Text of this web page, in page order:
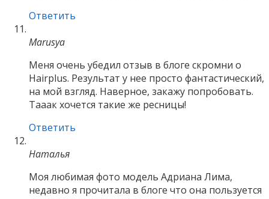
Ответить
Marusya
Меня очень убедил отзыв в блоге скромни о
Hairplus. Результат у нее просто фантастический,
на мой взгляд. Наверное, закажу попробовать.
Тааак хочется такие же ресницы!
Ответить
Наталья
Моя любимая фото модель Адриана Лима,
недавно я прочитала в блоге что она пользуется